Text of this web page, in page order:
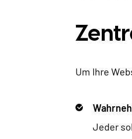
Um Ihre
Jeder